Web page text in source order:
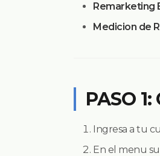
Remarketing
Medicion de
PASO
Ingresa a tu
En el menu